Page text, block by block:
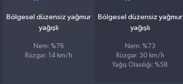
Bölgesel düzensiz yağmur
yağışlı
Nem: %76
Rüzgar: 14 km/h
Bölgesel düzensiz yağmur
yağışlı
Nem: %73
Rüzgar: 30 km/h
Yağış Olasılığı: %58